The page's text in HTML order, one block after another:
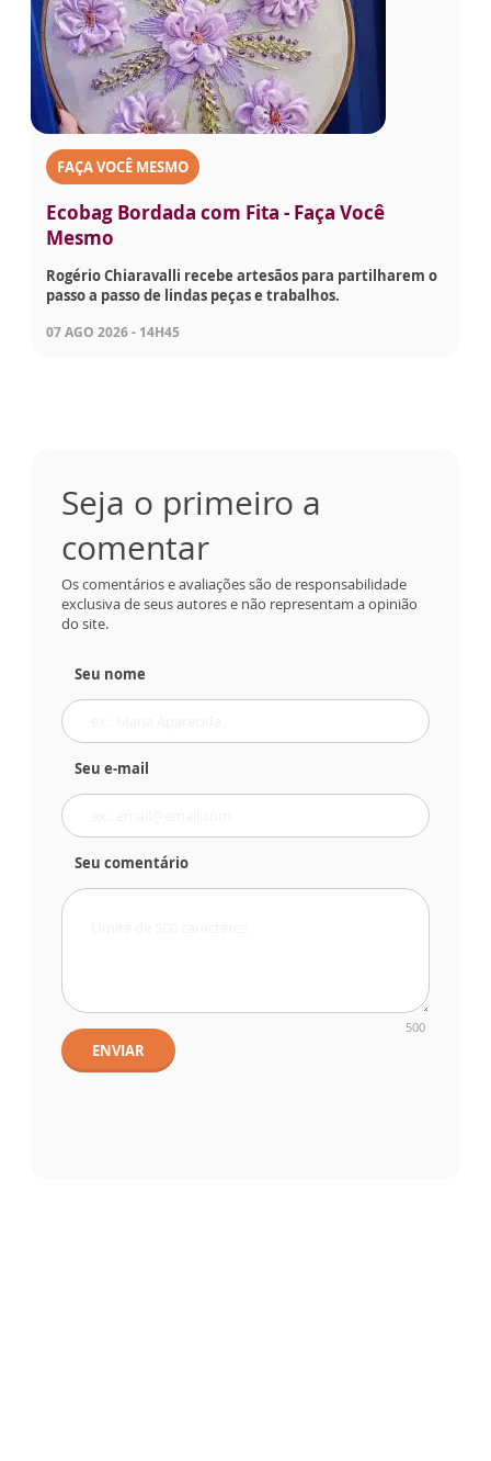
FAÇA VOCÊ MESMO
Ecobag Bordada com Fita - Faça Você
Mesmo
Rogério Chiaravalli recebe artesãos para partilharem o
passo a passo de lindas peças e trabalhos.
07 AGO 2026 - 14H45
Seja o primeiro a
comentar
Os comentários e avaliações são de responsabilidade
exclusiva de seus autores e não representam a opinião
do site.
Seu nome
Seu e-mail
Seu comentário
500
ENVIAR